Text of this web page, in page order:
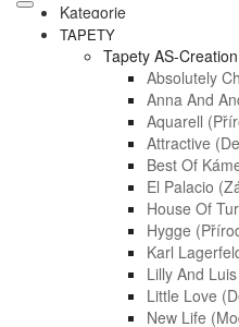
Kategorie
TAPETY
Tapety AS-Creation
Absolutely
Anna And
Aquarell
Attractive
Best Of
El Palacio
House Of
Hygge
Karl
Lilly And
Little Love
New Life